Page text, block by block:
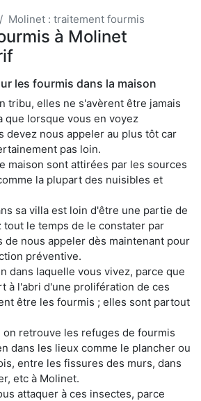
Molinet : traitement fourmis
à Molinet
les fourmis dans la maison
tribu, elles ne s'avèrent être jamais
que lorsque vous en voyez
devez nous appeler au plus tôt car
pas loin.
maison sont attirées par les sources
la plupart des nuisibles et
sa villa est loin d'être une partie de
tout le temps de le constater par
de nous appeler dès maintenant pour
préventive.
dans laquelle vous vivez, parce que
à l'abri d'une prolifération de ces
être les fourmis ; elles sont partout
on retrouve les refuges de fourmis
dans les lieux comme le plancher ou
entre les fissures des murs, dans
etc à Molinet.
attaquer à ces insectes, parce